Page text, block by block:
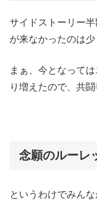
サイドストーリー
が来なかったのは少
まぁ、今となって
り増えたので、共
念願のルーレ
というわけでみん